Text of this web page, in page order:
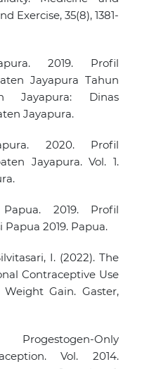
Exercise, 35(8), 1381-
2019. Profil
Jayapura Tahun
Jayapura: Dinas
Jayapura.
2020. Profil
Jayapura. Vol. 1.
2019. Profil
2019. Papua.
I. (2022). The
Contraceptive Use
Gain. Gaster,
Only
Vol. 2014.